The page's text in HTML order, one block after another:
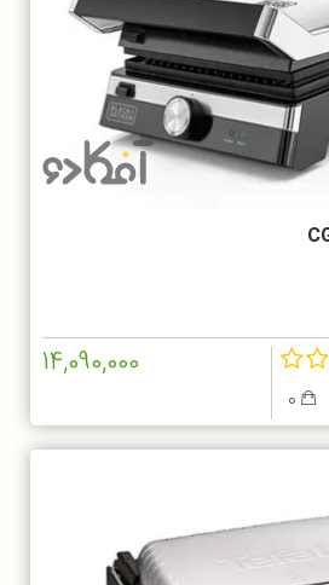
0
14,090,000